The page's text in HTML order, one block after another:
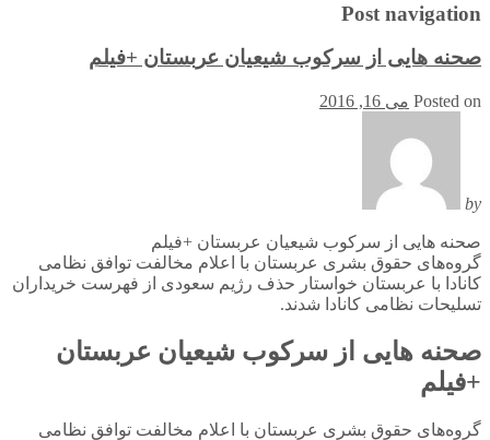
Post navigation
صحنه هایی از سرکوب شیعیان عربستان +فیلم
Posted on می 16, 2016
by
صحنه هایی از سرکوب شیعیان عربستان +فیلم
گروه‌های حقوق بشری عربستان با اعلام مخالفت توافق نظامی
کانادا با عربستان خواستار حذف رژیم سعودی از فهرست خریداران
تسلیحات نظامی کانادا شدند.
صحنه هایی از سرکوب شیعیان عربستان
+فیلم
گروه‌های حقوق بشری عربستان با اعلام مخالفت توافق نظامی